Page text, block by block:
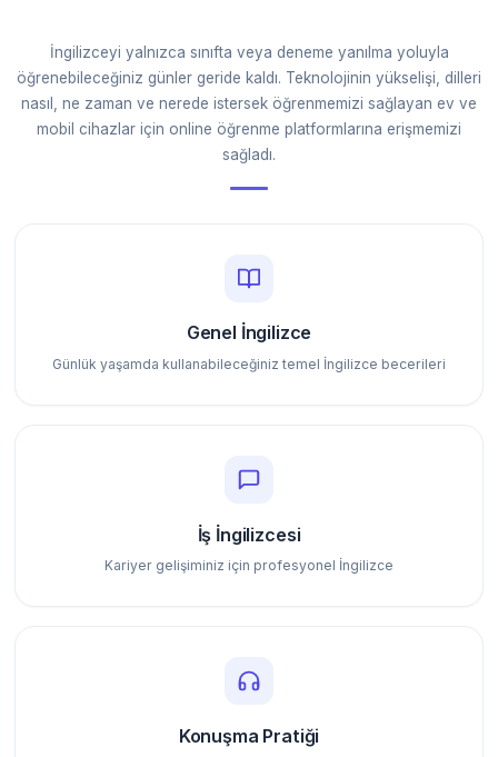
İngilizceyi yalnızca sınıfta veya deneme yanılma yoluyla
öğrenebileceğiniz günler geride kaldı. Teknolojinin yükselişi, dilleri
nasıl, ne zaman ve nerede istersek öğrenmemizi sağlayan ev ve
mobil cihazlar için online öğrenme platformlarına erişmemizi
sağladı.
Genel İngilizce
Günlük yaşamda kullanabileceğiniz temel İngilizce becerileri
İş İngilizcesi
Kariyer gelişiminiz için profesyonel İngilizce
Konuşma Pratiği